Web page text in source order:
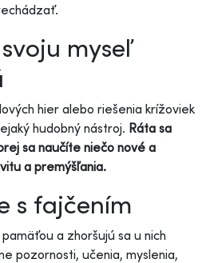
myseľ
hier alebo riešenia krížoviek
hudobný nástroj. Ráta sa
sa naučíte niečo nové a
a premýšľania.
s fajčením
a zhoršujú sa u nich
pozornosti, učenia, myslenia,